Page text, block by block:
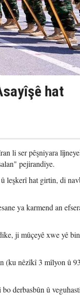
hat
li ser pêşniyara
pejirandiye.
leşkerî hat girtin, di
ya karmend an
ji mûçeyê xwe yê
(ku nêzîkî 3 mîlyon û
derbasbûn û